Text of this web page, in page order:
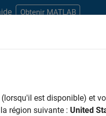
Obtenir MATLAB
Technologies de
est disponible) et
région suivante : United